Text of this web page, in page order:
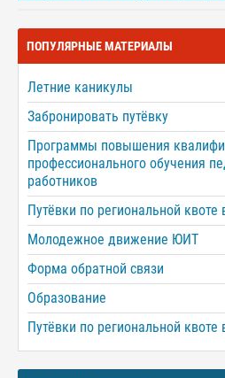
ПОПУЛЯРНЫЕ МАТЕРИАЛЫ
Летние каникулы
Забронировать путёвку
Программы повышения
профессионального обучения
работников
Путёвки по региональной
Молодежное движение ЮИТ
Форма обратной связи
Образование
Путёвки по региональной